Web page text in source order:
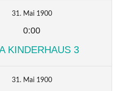
31. Mai 1900
0:00
KINDERHAUS 3
31. Mai 1900